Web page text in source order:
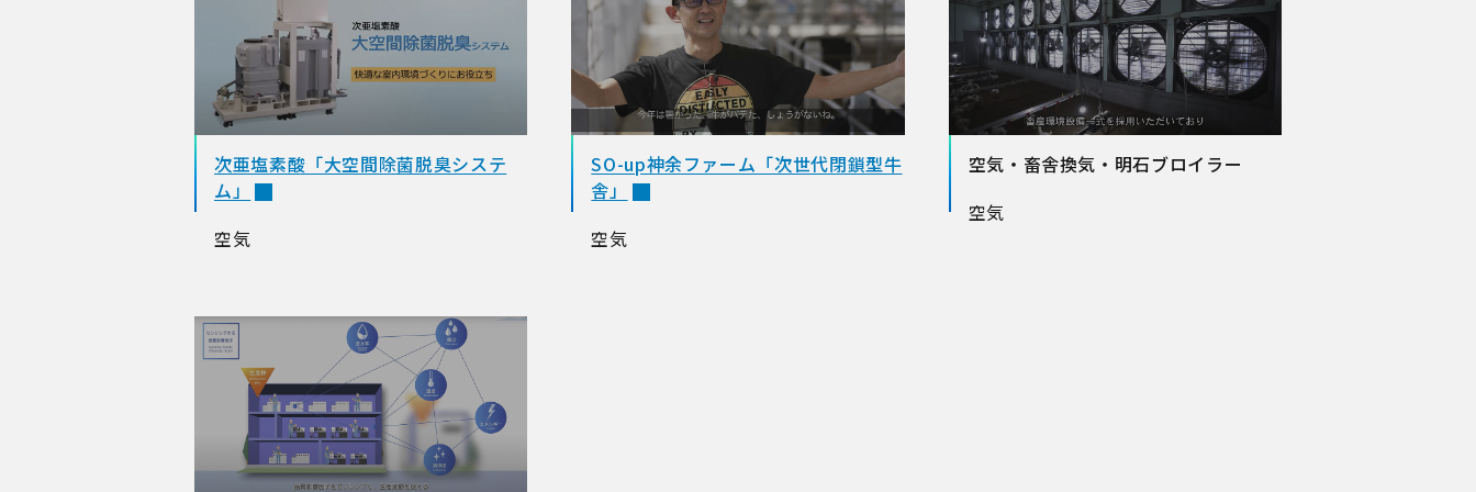
次亜塩素酸「大空間除菌脱臭システ
ム」
空気
SO-up神余ファーム「次世代閉鎖型牛
舎」
空気
空気・畜舎換気・明石ブロイラー
空気